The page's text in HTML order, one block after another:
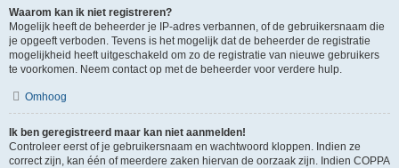
Waarom kan ik niet registreren?
Mogelijk heeft de beheerder je IP-adres verbannen, of de gebruikersnaam die
je opgeeft verboden. Tevens is het mogelijk dat de beheerder de registratie
mogelijkheid heeft uitgeschakeld om zo de registratie van nieuwe gebruikers
te voorkomen. Neem contact op met de beheerder voor verdere hulp.
Omhoog
Ik ben geregistreerd maar kan niet aanmelden!
Controleer eerst of je gebruikersnaam en wachtwoord kloppen. Indien ze
correct zijn, kan één of meerdere zaken hiervan de oorzaak zijn. Indien COPPA